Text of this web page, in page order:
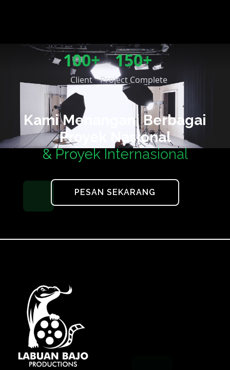
100+
Client
150+
Project Complete
Kami Menangani Berbagai
Proyek Nasional
& Proyek Internasional
PESAN SEKARANG